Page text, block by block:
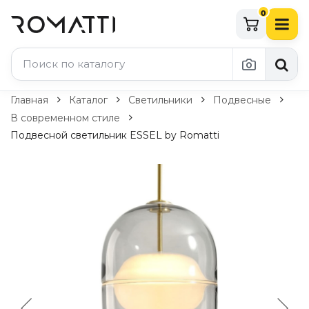
0
Каталог Romatti
Свет и освещение
Потолочные светильники
Бра и настенные светильники
Настольные лампы
Уличное освещение
Комплектующие
Главная Каталог Светильники
Подвесные
В современном стиле
Подвесной светильник ESSEL by Romatti